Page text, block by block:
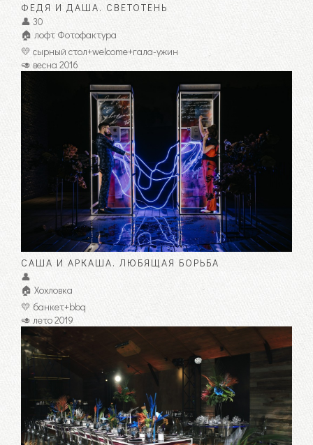
ФЕДЯ И ДАША. СВЕТОТЕНЬ
👤 30
🏠 лофт Фотофактура
💛 сырный стол+welcome+гала-ужин
🥑 весна 2016
САША И АРКАША. ЛЮБЯЩАЯ БОРЬБА
👤
🏠 Хохловка
💛 банкет+bbq
🥑 лето 2019